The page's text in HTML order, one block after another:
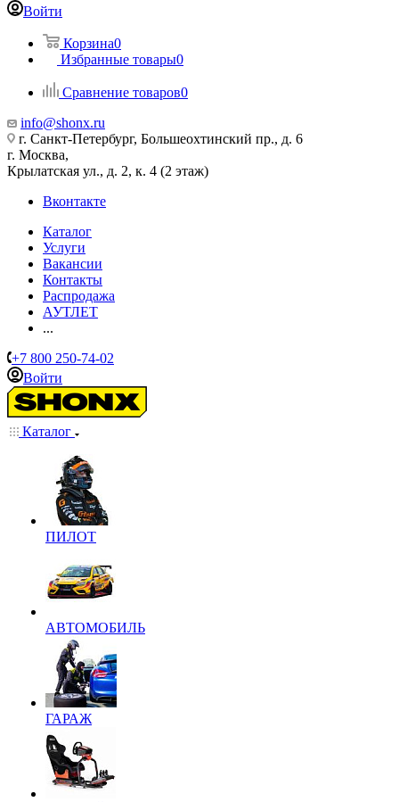
Войти
Корзина0
Избранные товары0
Сравнение товаров0
info@shonx.ru
г. Санкт-Петербург, Большеохтинский пр., д. 6
г. Москва,
Крылатская ул., д. 2, к. 4 (2 этаж)
Вконтакте
Каталог
Услуги
Вакансии
Контакты
Распродажа
АУТЛЕТ
...
+7 800 250-74-02
Войти
Каталог
ПИЛОТ
АВТОМОБИЛЬ
ГАРАЖ